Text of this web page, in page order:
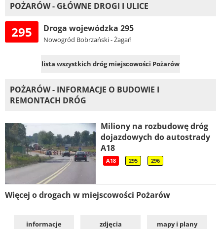
POŻARÓW - GŁÓWNE DROGI I ULICE
295 Droga wojewódzka 295
Nowogród Bobrzański - Żagań
lista wszystkich dróg miejscowości Pożarów
POŻARÓW - INFORMACJE O BUDOWIE I
REMONTACH DRÓG
Miliony na rozbudowę dróg
dojazdowych do autostrady
A18
A18 295 296
Więcej o drogach w miejscowości Pożarów
informacje zdjęcia mapy i plany